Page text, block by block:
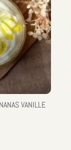
VANILLE